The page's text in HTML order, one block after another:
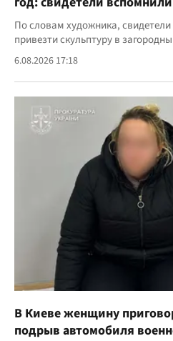
По словам художника,
привезти скульптуру в
6.08.2026 17:18
В Киеве женщину
подрыв автомобиля